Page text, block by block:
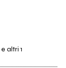
e altri 1